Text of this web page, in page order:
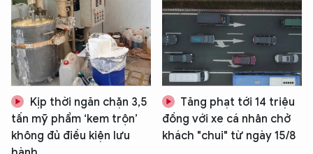
Kịp thời ngăn chặn 3,5
tấn mỹ phẩm ‘kem trộn’
không đủ điều kiện lưu
Tăng phạt tới 14 triệu
đồng với xe cá nhân chở
khách "chui" từ ngày 15/8